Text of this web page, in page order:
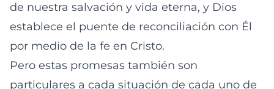
de nuestra salvación y vida eterna, y Dios
establece el puente de reconciliación con Él
por medio de la fe en Cristo.
Pero estas promesas también son
particulares a cada situación de cada uno de